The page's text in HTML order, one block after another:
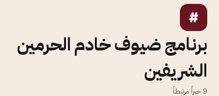
#
برنامج ضيوف خادم الحرمين
الشريفين
9 خبراً مرتبطاً